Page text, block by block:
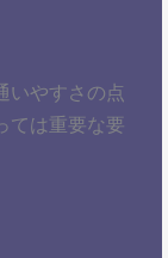
いやすさの点
ては重要な要